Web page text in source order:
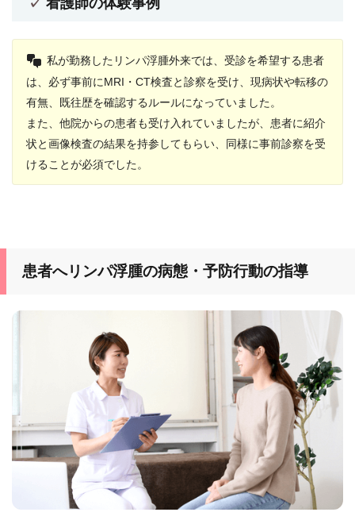
看護師の体験事例
私が勤務したリンパ浮腫外来では、受診を希望する患者
は、必ず事前にMRI・CT検査と診察を受け、現病状や転移の
有無、既往歴を確認するルールになっていました。
また、他院からの患者も受け入れていましたが、患者に紹介
状と画像検査の結果を持参してもらい、同様に事前診察を受
けることが必須でした。
患者へリンパ浮腫の病態・予防行動の指導